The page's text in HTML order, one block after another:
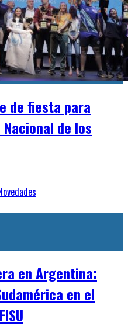
de fiesta para
de los
en Argentina:
en el